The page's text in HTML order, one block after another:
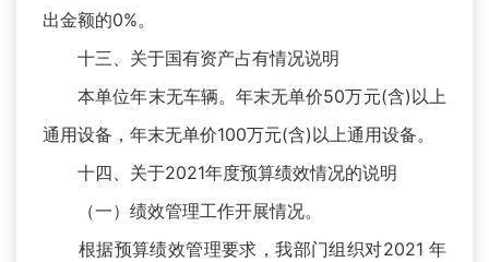
出金额的0%。
十三、关于国有资产占有情况说明
本单位年末无车辆。年末无单价50万元(含)以上
通用设备，年末无单价100万元(含)以上通用设备。
十四、关于2021年度预算绩效情况的说明
（一）绩效管理工作开展情况。
根据预算绩效管理要求，我部门组织对2021 年